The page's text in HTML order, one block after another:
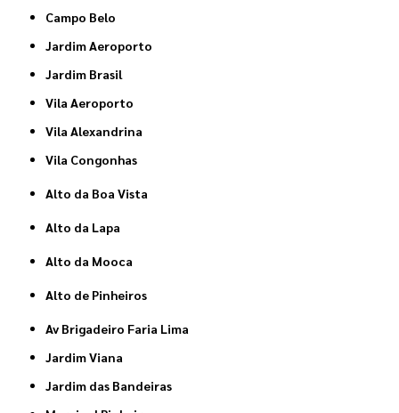
Campo Belo
Jardim Aeroporto
Jardim Brasil
Vila Aeroporto
Vila Alexandrina
Vila Congonhas
Alto da Boa Vista
Alto da Lapa
Alto da Mooca
Alto de Pinheiros
Av Brigadeiro Faria Lima
Jardim Viana
Jardim das Bandeiras